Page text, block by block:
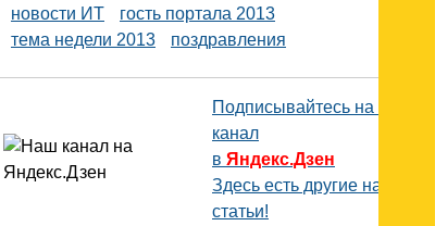
новости ИТ
гость портала 2013
тема недели 2013
поздравления
Подписывайтесь на наш
канал
в Яндекс.Дзен
Здесь есть другие наши
статьи!